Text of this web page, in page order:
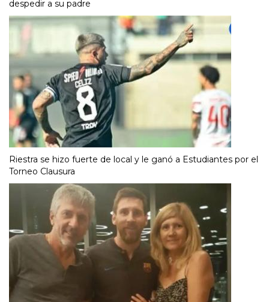
despedir a su padre
Riestra se hizo fuerte de local y le ganó a Estudiantes por el
Torneo Clausura